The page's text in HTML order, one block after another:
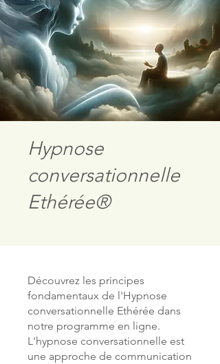
Hypnose
conversationnelle
Ethérée®
Découvrez les principes
fondamentaux de l'Hypnose
conversationnelle Ethérée dans
notre programme en ligne.
L'hypnose conversationnelle est
une approche de communication